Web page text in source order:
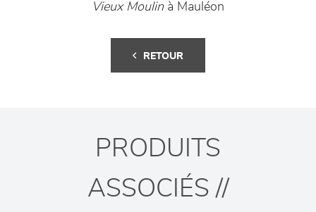
Vieux Moulinà Mauléon
RETOUR
PRODUITS
ASSOCIÉS //